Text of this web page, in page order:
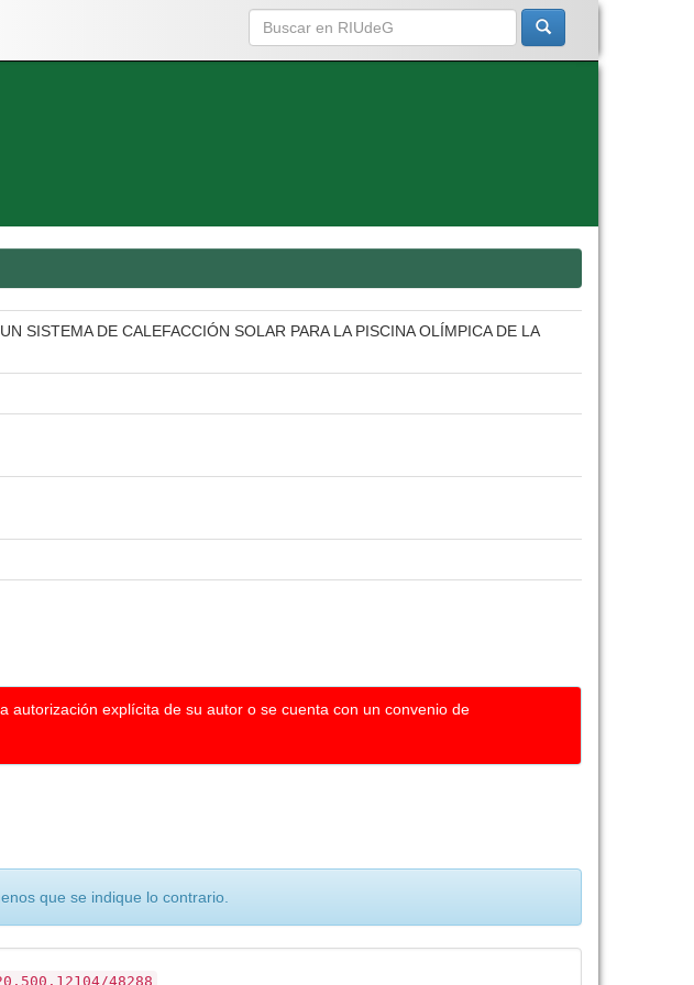
SISTEMA DE CALEFACCIÓN SOLAR PARA LA PISCINA OLÍMPICA DE LA
autorización explícita de su autor o se cuenta con un convenio de
que se indique lo contrario.
48288